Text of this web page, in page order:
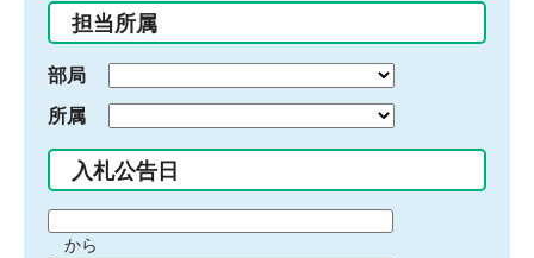
入
力
担当所属
部局
所属
入札公告日
間から